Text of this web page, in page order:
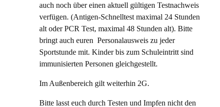
auch noch über einen aktuell gültigen Testnachweis
verfügen. (Antigen-Schnelltest maximal 24 Stunden
alt oder PCR Test, maximal 48 Stunden alt). Bitte
bringt auch euren Personalausweis zu jeder
Sportstunde mit. Kinder bis zum Schuleintritt sind
immunisierten Personen gleichgestellt.
Im Außenbereich gilt weiterhin 2G.
Bitte lasst euch durch Testen und Impfen nicht den